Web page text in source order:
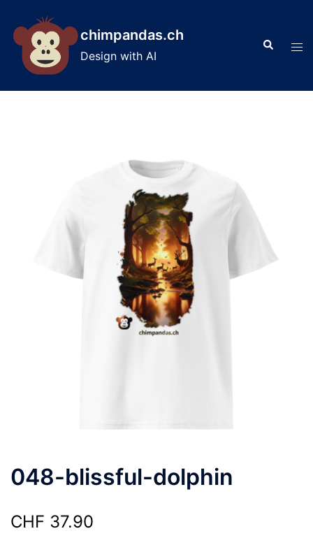
content
chimpandas.ch
Design with AI
Search
048-blissful-dolphin
CHF 37.90